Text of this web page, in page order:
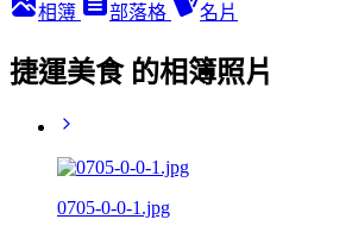
相簿 部落格 名片
捷運美食 的相簿照片
0705-0-0-1.jpg